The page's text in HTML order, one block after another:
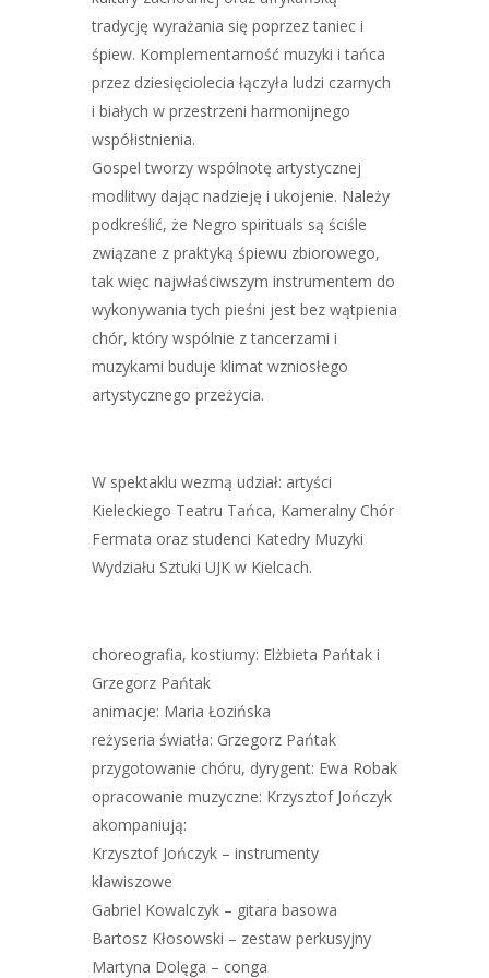
tradycję wyrażania się poprzez taniec i
śpiew. Komplementarność muzyki i tańca
przez dziesięciolecia łączyła ludzi czarnych
i białych w przestrzeni harmonijnego
współistnienia.
Gospel tworzy wspólnotę artystycznej
modlitwy dając nadzieję i ukojenie. Należy
podkreślić, że Negro spirituals są ściśle
związane z praktyką śpiewu zbiorowego,
tak więc najwłaściwszym instrumentem do
wykonywania tych pieśni jest bez wątpienia
chór, który wspólnie z tancerzami i
muzykami buduje klimat wzniosłego
artystycznego przeżycia.
W spektaklu wezmą udział: artyści
Kieleckiego Teatru Tańca, Kameralny Chór
Fermata oraz studenci Katedry Muzyki
Wydziału Sztuki UJK w Kielcach.
choreografia, kostiumy: Elżbieta Pańtak i
Grzegorz Pańtak
animacje: Maria Łozińska
reżyseria światła: Grzegorz Pańtak
przygotowanie chóru, dyrygent: Ewa Robak
opracowanie muzyczne: Krzysztof Jończyk
akompaniują:
Krzysztof Jończyk – instrumenty
klawiszowe
Gabriel Kowalczyk – gitara basowa
Bartosz Kłosowski – zestaw perkusyjny
Martyna Dolęga – conga